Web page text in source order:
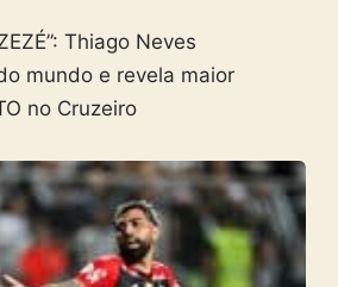
Thiago Neves
mundo e revela maior
no Cruzeiro